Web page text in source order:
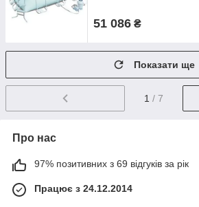
51 086 ₴
Показати ще
1 / 7
Про нас
97% позитивних з 69 відгуків за рік
Працює з 24.12.2014